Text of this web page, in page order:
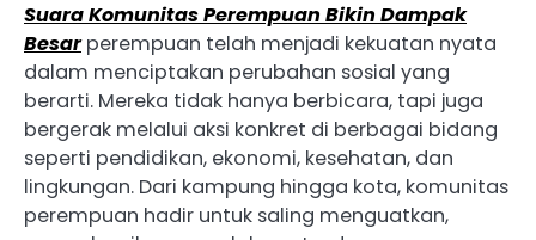
Suara Komunitas Perempuan Bikin Dampak
Besarperempuan telah menjadi kekuatan nyata
dalam menciptakan perubahan sosial yang
berarti. Mereka tidak hanya berbicara, tapi juga
bergerak melalui aksi konkret di berbagai bidang
seperti pendidikan, ekonomi, kesehatan, dan
lingkungan. Dari kampung hingga kota, komunitas
perempuan hadir untuk saling menguatkan,